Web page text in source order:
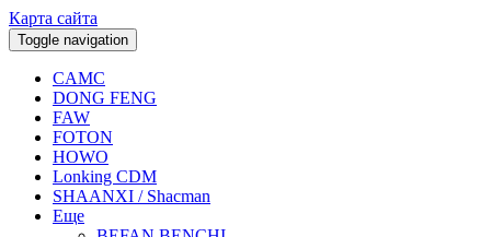
Карта сайта
Toggle navigation
CAMC
DONG FENG
FAW
FOTON
HOWO
Lonking CDM
SHAANXI / Shacman
Еще